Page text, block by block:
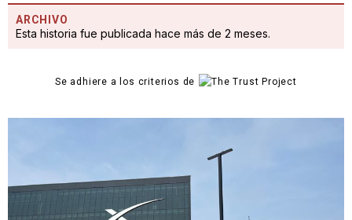
ARCHIVO
Esta historia fue publicada hace más de 2 meses.
Se adhiere a los criterios de